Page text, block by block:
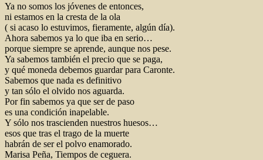
Ya no somos los jóvenes de entonces,
ni estamos en la cresta de la ola
( si acaso lo estuvimos, fieramente, algún día).
Ahora sabemos ya lo que iba en serio…
porque siempre se aprende, aunque nos pese.
Ya sabemos también el precio que se paga,
y qué moneda debemos guardar para Caronte.
Sabemos que nada es definitivo
y tan sólo el olvido nos aguarda.
Por fin sabemos ya que ser de paso
es una condición inapelable.
Y sólo nos trascienden nuestros huesos…
esos que tras el trago de la muerte
habrán de ser el polvo enamorado.
Marisa Peña, Tiempos de ceguera.